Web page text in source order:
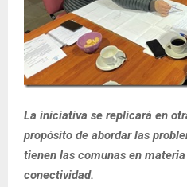
N
La iniciativa se replicará en
propósito de abordar las
tienen las comunas en
conectividad.